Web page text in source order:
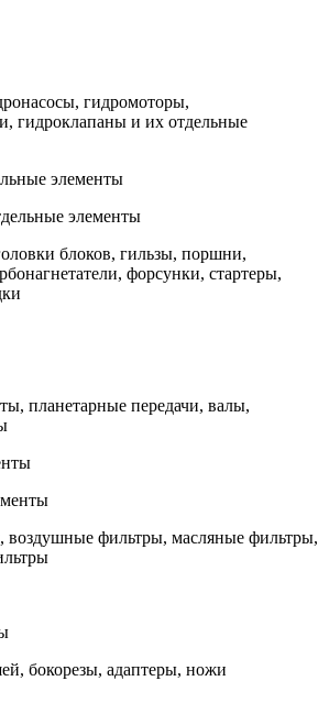
гидромоторы,
гидроклапаны и их отдельные
элементы
блоков, гильзы, поршни,
форсунки, стартеры,
планетарные передачи, валы,
воздушные фильтры, масляные фильтры,
бокорезы, адаптеры, ножи